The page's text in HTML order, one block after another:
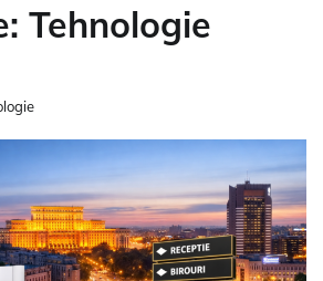
Tehnologie